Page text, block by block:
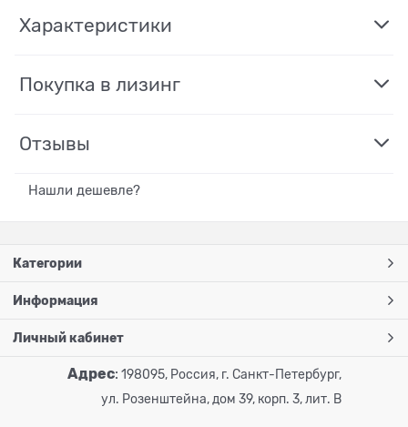
Характеристики
Покупка в лизинг
Отзывы
Нашли дешевле?
Категории
Информация
Личный кабинет
Адрес: 198095, Россия, г. Санкт-Петербург,
ул. Розенштейна, дом 39, корп. 3, лит. В